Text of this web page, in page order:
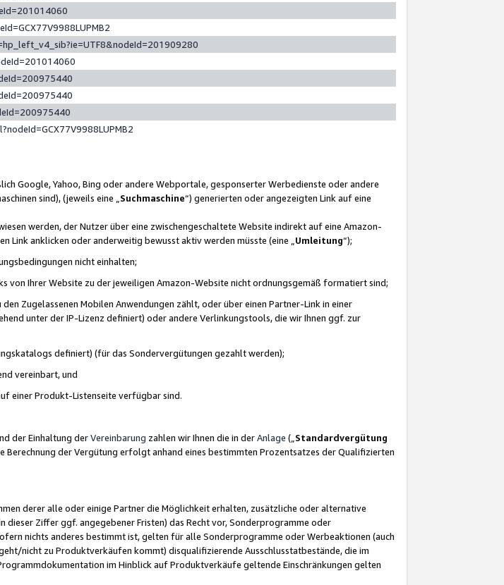
Google, Yahoo, Bing oder andere Webportale, gesponserter Werbedienste oder andere
sind), (jeweils eine „ Suchmaschine“) generierten oder angezeigten Link auf eine
werden, der Nutzer über eine zwischengeschaltete Website indirekt auf eine Amazon-
Link anklicken oder anderweitig bewusst aktiv werden müsste (eine „ Umleitung“);
nicht einhalten;
Ihrer Website zu der jeweiligen Amazon-Website nicht ordnungsgemäß formatiert sind;
Zugelassenen Mobilen Anwendungen zählt, oder über einen Partner-Link in einer
unter der IP-Lizenz definiert) oder andere Verlinkungstools, die wir Ihnen ggf. zur
definiert) (für das Sondervergütungen gezahlt werden);
vereinbart, und
einer Produkt-Listenseite verfügbar sind.
der Einhaltung derVereinbarung zahlen wir Ihnen die in derAnlage („ Standardvergütung
Berechnung der Vergütung erfolgt anhand eines bestimmten Prozentsatzes der Qualifizierten
derer alle oder einige Partner die Möglichkeit erhalten, zusätzliche oder alternative
dieser Ziffer ggf. angegebener Fristen) das Recht vor, Sonderprogramme oder
nichts anderes bestimmt ist, gelten für alle Sonderprogramme oder Werbeaktionen (auch
nicht zu Produktverkäufen kommt) disqualifizierende Ausschlusstatbestände, die im
im Hinblick auf Produktverkäufe geltende Einschränkungen gelten